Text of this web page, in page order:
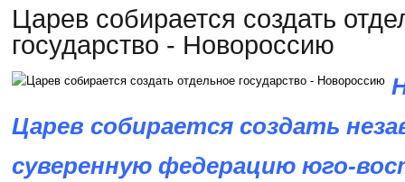
Царев собирается создать
государство - Новороссию
Царев собирается создать
суверенную федерацию юго-